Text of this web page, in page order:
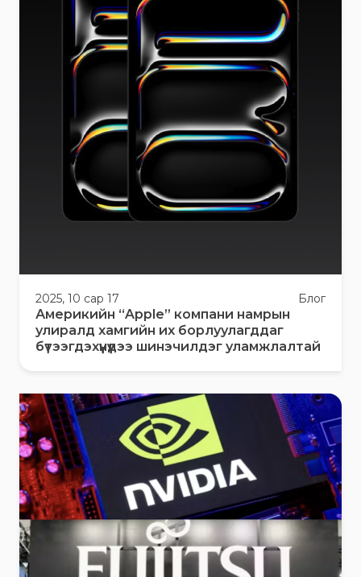
2025, 10 сар 17 Блог
Америкийн “Apple” компани намрын
улиралд хамгийн их борлуулагддаг
бүтээгдэхүүнүүдээ шинэчилдэг уламжлалтай